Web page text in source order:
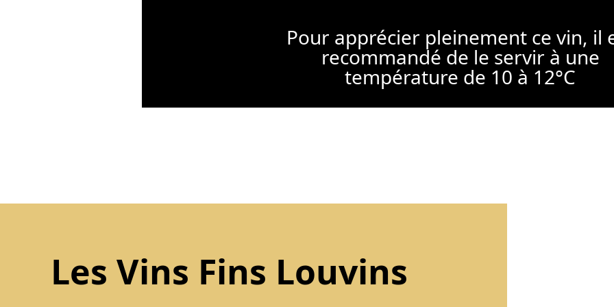
Pour apprécier pleinement ce vin, il
recommandé de le servir à une
température de 10 à 12°C
Les Vins Fins Louvins